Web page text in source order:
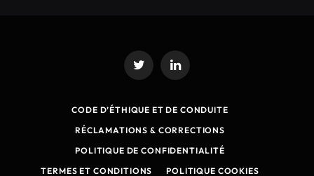
Twitter LinkedIn
CODE D’ÉTHIQUE ET DE CONDUITE
RÉCLAMATIONS & CORRECTIONS
POLITIQUE DE CONFIDENTIALITÉ
TERMES ET CONDITIONS
POLITIQUE COOKIES